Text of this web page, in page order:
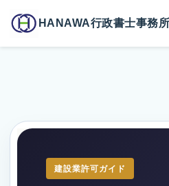
HANAWA行政書士事務所
ホーム
ブログ一覧
建設業許可と社会保険｜申請前に
建設業許可ガイド